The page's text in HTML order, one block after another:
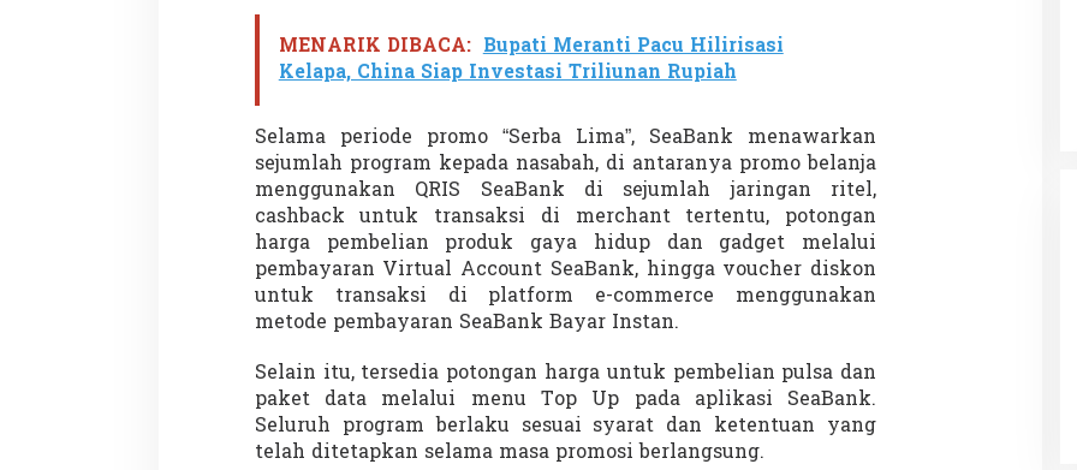
MENARIK DIBACA: Bupati Meranti Pacu Hilirisasi
Kelapa, China Siap Investasi Triliunan Rupiah
Selama periode promo “Serba Lima”, SeaBank menawarkan
sejumlah program kepada nasabah, di antaranya promo belanja
menggunakan QRIS SeaBank di sejumlah jaringan ritel,
cashback untuk transaksi di merchant tertentu, potongan
harga pembelian produk gaya hidup dan gadget melalui
pembayaran Virtual Account SeaBank, hingga voucher diskon
untuk transaksi di platform e-commerce menggunakan
metode pembayaran SeaBank Bayar Instan.
Selain itu, tersedia potongan harga untuk pembelian pulsa dan
paket data melalui menu Top Up pada aplikasi SeaBank.
Seluruh program berlaku sesuai syarat dan ketentuan yang
telah ditetapkan selama masa promosi berlangsung.
Partisipasi Pemuda dalam
Pelayanan Sukarela Internasional
Diadakan di Nanjing
Di GLOBAL, VIDEO | 18 Januari 2024
Di Budaya, NASIONAL, VIDEO, Wisata
2024